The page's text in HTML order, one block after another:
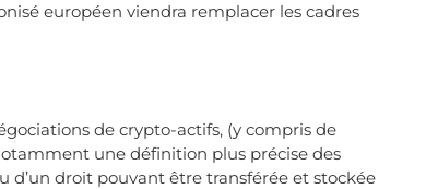
européen viendra remplacer les cadres
de crypto-actifs, (y compris de
une définition plus précise des
d’un droit pouvant être transférée et stockée